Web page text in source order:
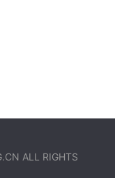
ALL RIGHTS